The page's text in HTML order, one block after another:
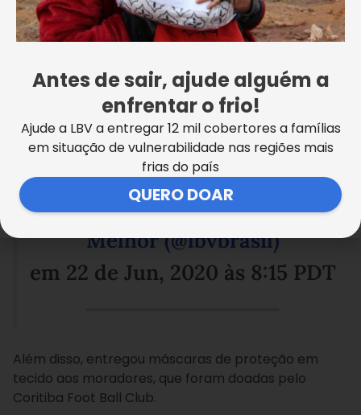
Uma publicação compartilhada
por Solidariedade | Mundo
Melhor (@lbvbrasil)
em 22 de Jun, 2020 às 8:15 PDT
Além disso, entregou máscaras de proteção em
tecido aos moradores, que foram doadas pelo
Coritiba Foot Ball Club.
Antes de sair, ajude alguém a
enfrentar o frio!
Ajude a LBV a entregar 12 mil cobertores a famílias
em situação de vulnerabilidade nas regiões mais
frias do país
QUERO DOAR